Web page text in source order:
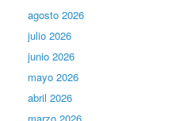
agosto 2026
julio 2026
junio 2026
mayo 2026
abril 2026